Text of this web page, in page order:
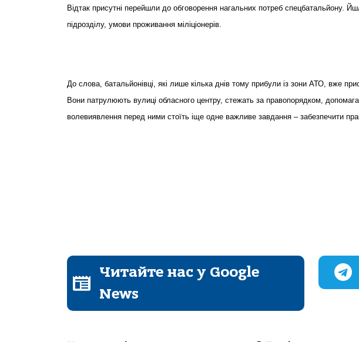
Відтак присутні перейшли до обговорення нагальних потреб спецбатальйону.
підрозділу, умови проживання міліціонерів.
До слова, батальйонівці, які лише кілька днів тому прибули із зони АТО, вже
Вони патрулюють вулиці обласного центру, стежать за правопорядком,
волевиявлення перед ними стоїть іще одне важливе завдання – забезпечити
Читайте нас у Google
News